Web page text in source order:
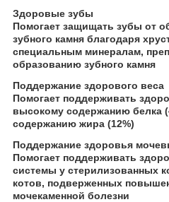
Здоровые зубы
Помогает защищать зубы от
зубного камня благодаря
специальным минералам,
образованию зубного камня
Поддержание здорового веса
Помогает поддерживать
высокому содержанию белка
содержанию жира (12%)
Поддержание здоровья
Помогает поддерживать
системы у стерилизованных
котов, подверженных
мочекаменной болезни